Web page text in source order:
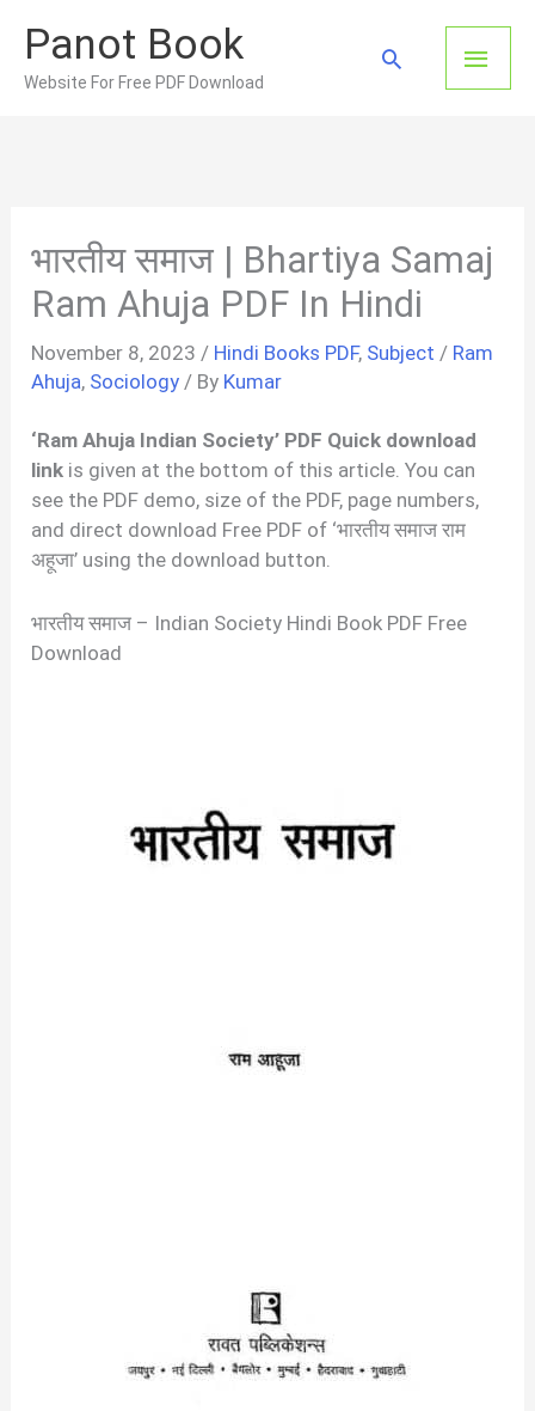
content
Panot Book
Website For Free PDF Download
Main
Search
भारतीय समाज | Bhartiya Samaj
Ram Ahuja PDF In Hindi
November 8, 2023 / Hindi Books PDF, Subject / Ram
Ahuja, Sociology / By Kumar
‘Ram Ahuja Indian Society’ PDF Quick download
link is given at the bottom of this article. You can
see the PDF demo, size of the PDF, page numbers,
and direct download Free PDF of ‘भारतीय समाज राम
अहूजा’ using the download button.
भारतीय समाज – Indian Society Hindi Book PDF Free
Download